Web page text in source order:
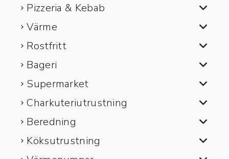
Pizzeria & Kebab
Värme
Rostfritt
Bageri
Supermarket
Charkuteriutrustning
Beredning
Köksutrustning